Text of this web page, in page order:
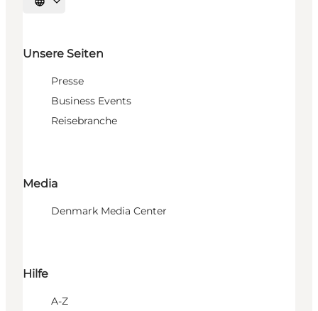
Sprache auswählen
Unsere Seiten
Presse
Business Events
Reisebranche
Media
Denmark Media Center
Hilfe
A-Z